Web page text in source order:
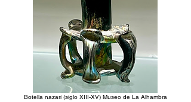
Botella nazarí (siglo XIII-XV) Museo de La Alhambra